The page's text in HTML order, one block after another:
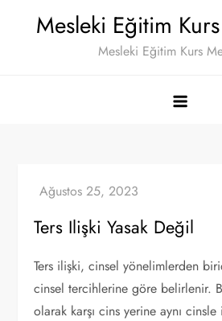
Mesleki Eğitim
Mesleki Eğitim Kurs
Ters Ilişki Yasak Değil
Ters ilişki, cinsel yönelimlerden
cinsel tercihlerine göre belirlenir.
olarak karşı cins yerine aynı cinsle